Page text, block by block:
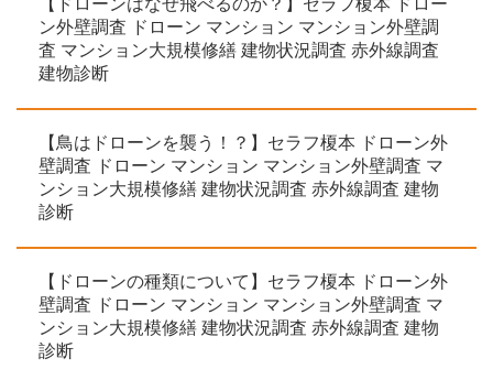
ン外壁調査 ドローン マンション マンション外壁調
査 マンション大規模修繕 建物状況調査 赤外線調査
建物診断
【鳥はドローンを襲う！？】セラフ榎本 ドローン外
壁調査 ドローン マンション マンション外壁調査 マ
ンション大規模修繕 建物状況調査 赤外線調査 建物
診断
【ドローンの種類について】セラフ榎本 ドローン外
壁調査 ドローン マンション マンション外壁調査 マ
ンション大規模修繕 建物状況調査 赤外線調査 建物
診断